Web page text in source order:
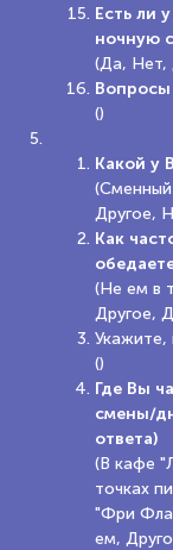
Есть ли
ночную
(Да, Нет,
Вопросы
()
Какой у
(Сменный
Другое,
Как
(Не ем в
Другое,
Укажите,
()
Где Вы
смены/
ответа)
(В кафе
точках
"Фри
ем,